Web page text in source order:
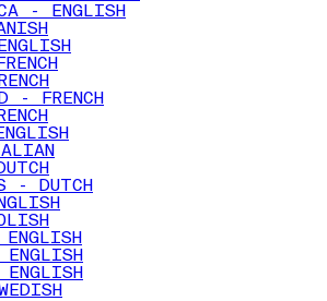
- ENGLISH
- FRENCH
- DUTCH